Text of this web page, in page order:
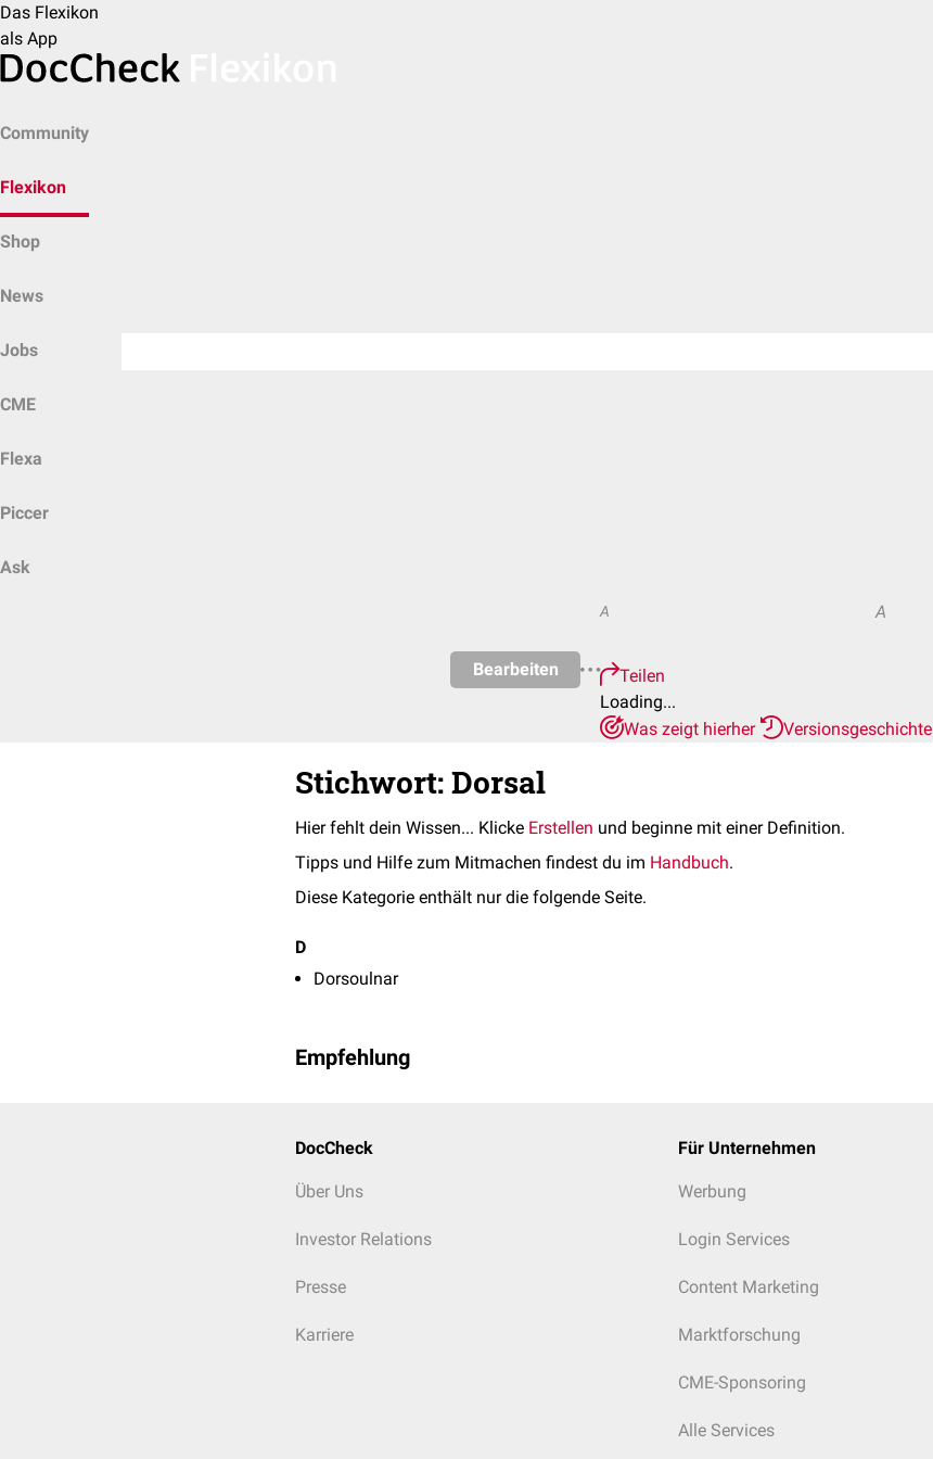
Das Flexikon
als App
Community
Flexikon
Shop
News
Jobs
CME
Flexa
Piccer
Ask
Bearbeiten
A A
Teilen
Loading...
Was zeigt hierher
Versionsgeschichte
Stichwort: Dorsal
Hier fehlt dein Wissen... Klicke Erstellen und beginne mit einer Definition.
Tipps und Hilfe zum Mitmachen findest du im Handbuch.
Diese Kategorie enthält nur die folgende Seite.
D
Dorsoulnar
Empfehlung
DocCheck
Über Uns
Investor Relations
Presse
Karriere
Für Unternehmen
Werbung
Login Services
Content Marketing
Marktforschung
CME-Sponsoring
Alle Services